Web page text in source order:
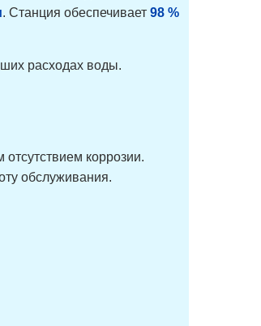
. Станция обеспечивает 98 %
расходах воды.
коррозии.
обслуживания.